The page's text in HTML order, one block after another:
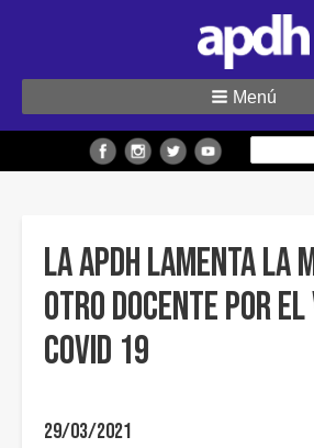
sitio
Menú
La APDH lamenta la
otro docente por
COVID 19
29/03/2021